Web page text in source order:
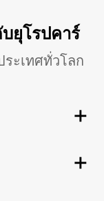
ยุโรปคาร์
ระเทศทั่วโลก